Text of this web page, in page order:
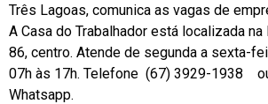
Três Lagoas, comunica as vagas de
A Casa do Trabalhador está localizada na
86, centro. Atende de segunda a sexta-
07h às 17h. Telefone (67) 3929-1938
Whatsapp.